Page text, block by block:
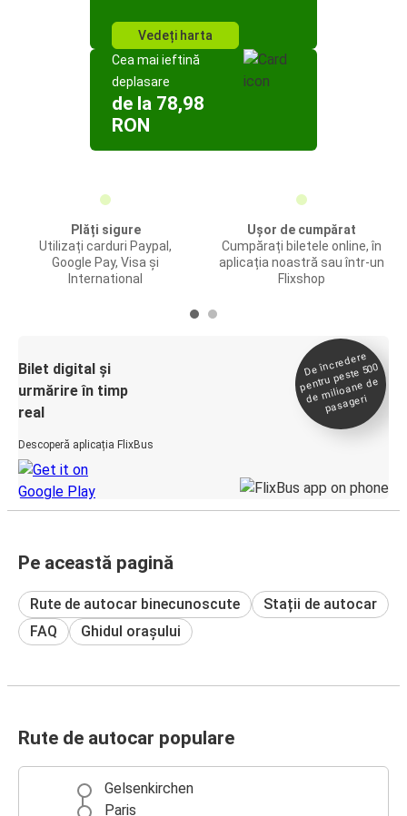
Vedeți harta
Cea mai ieftină
deplasare
de la 78,98
RON
Plăți sigure
Utilizați carduri Paypal,
Google Pay, Visa și
International
Ușor de cumpărat
Cumpărați biletele online, în
aplicația noastră sau într-un
Flixshop
Bilet digital și
urmărire în timp
real
Descoperă aplicația FlixBus
De încredere
pentru peste 500
de
milioane de
pasageri
Pe această pagină
Rute de autocar binecunoscute
Stații de autocar
FAQ
Ghidul orașului
Rute de autocar populare
Gelsenkirchen
Paris